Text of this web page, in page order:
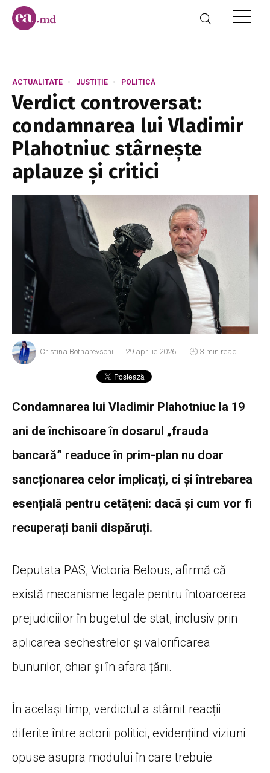
ACTUALITATE JUSTIȚIE POLITICĂ
Verdict controversat:
condamnarea lui Vladimir
Plahotniuc stârnește
aplauze și critici
Cristina Botnarevschi 29 aprilie 2026 3 min read
Condamnarea lui Vladimir Plahotniuc la 19
ani de închisoare în dosarul „frauda
bancară” readuce în prim-plan nu doar
sancționarea celor implicați, ci și întrebarea
esențială pentru cetățeni: dacă și cum vor fi
recuperați banii dispăruți.
Deputata PAS, Victoria Belous, afirmă că
există mecanisme legale pentru întoarcerea
prejudiciilor în bugetul de stat, inclusiv prin
aplicarea sechestrelor și valorificarea
bunurilor, chiar și în afara țării.
În același timp, verdictul a stârnit reacții
diferite între actorii politici, evidențiind viziuni
opuse asupra modului în care trebuie